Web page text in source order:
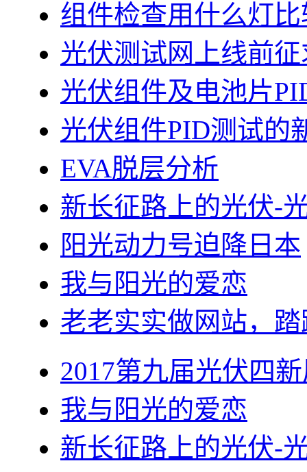
组件检查用什么灯
光伏测试网上线前
光伏组件及电池片
光伏组件PID测试的
EVA脱层分析
新长征路上的光伏-
阳光动力号迫降日本
我与阳光的爱恋
老老实实做网站，
2017第九届光伏四
我与阳光的爱恋
新长征路上的光伏-